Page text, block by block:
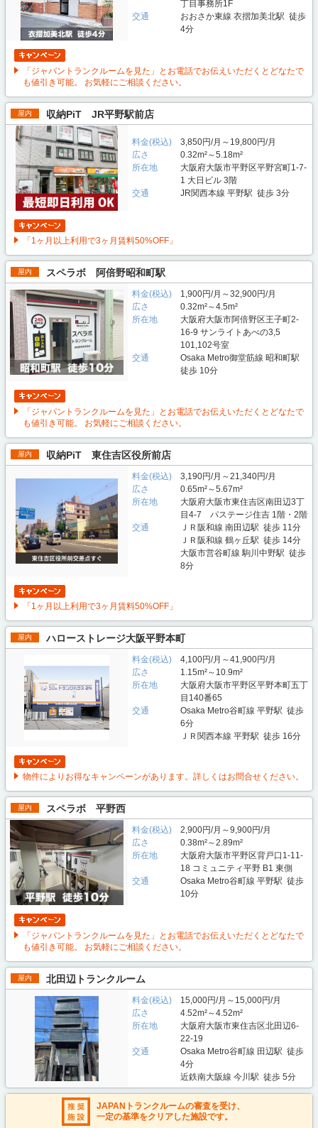
丁目事務所1F
交通
おおさか東線 衣摺加美北駅 徒歩
4分
「ジャパントランクルームを見た」とお電話でお伝えいただくとどなたで
も値引き可能。 お気軽にご相談ください。
屋内 収納PiT JR平野駅前店
料金(税込)
3,850円/月～19,800円/月
広さ
0.32m²～5.18m²
所在地
大阪府大阪市平野区平野宮町1-7-
1 大日ビル 3階
交通
JR関西本線 平野駅 徒歩 3分
「1ヶ月以上利用で3ヶ月賃料50%OFF」
屋内 スペラボ 阿倍野昭和町駅
料金(税込)
1,900円/月～32,900円/月
広さ
0.32m²～4.5m²
所在地
大阪府大阪市阿倍野区王子町2-
16-9 サンライトあべの3,5
101,102号室
交通
Osaka Metro御堂筋線 昭和町駅
徒歩 10分
「ジャパントランクルームを見た」とお電話でお伝えいただくとどなたで
も値引き可能。 お気軽にご相談ください。
屋内 収納PiT 東住吉区役所前店
料金(税込)
3,190円/月～21,340円/月
広さ
0.65m²～5.67m²
所在地
大阪府大阪市東住吉区南田辺3丁
目4-7 パステージ住吉 1階・2階
交通
ＪＲ阪和線 南田辺駅 徒歩 11分
ＪＲ阪和線 鶴ヶ丘駅 徒歩 14分
大阪市営谷町線 駒川中野駅 徒歩
8分
「1ヶ月以上利用で3ヶ月賃料50%OFF」
屋内 ハローストレージ大阪平野本町
料金(税込)
4,100円/月～41,900円/月
広さ
1.15m²～10.9m²
所在地
大阪府大阪市平野区平野本町五丁
目140番65
交通
Osaka Metro谷町線 平野駅 徒歩
6分
ＪＲ関西本線 平野駅 徒歩 16分
物件によりお得なキャンペーンがあります。詳しくはお問合せください。
屋内 スペラボ 平野西
料金(税込)
2,900円/月～9,900円/月
広さ
0.38m²～2.89m²
所在地
大阪府大阪市平野区背戸口1-11-
18 コミュニティ平野 B1 東側
交通
Osaka Metro谷町線 平野駅 徒歩
10分
「ジャパントランクルームを見た」とお電話でお伝えいただくとどなたで
も値引き可能。 お気軽にご相談ください。
屋内 北田辺トランクルーム
料金(税込)
15,000円/月～15,000円/月
広さ
4.52m²～4.52m²
所在地
大阪府大阪市東住吉区北田辺6-
22-19
交通
Osaka Metro谷町線 田辺駅 徒歩
4分
近鉄南大阪線 今川駅 徒歩 5分
JAPANトランクルームの審査を受け、
一定の基準をクリアした施設です。